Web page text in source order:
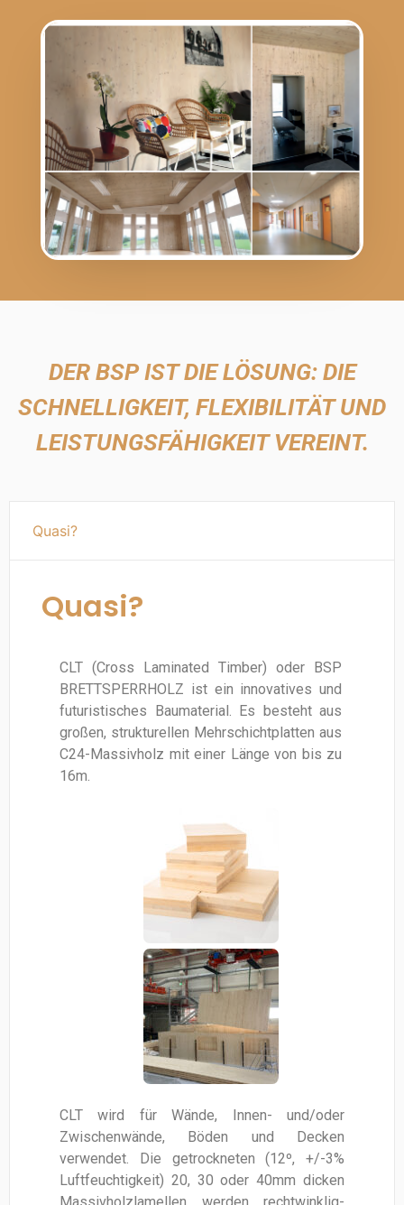
DER BSP IST DIE LÖSUNG: DIE
SCHNELLIGKEIT, FLEXIBILITÄT UND
LEISTUNGSFÄHIGKEIT VEREINT.
Quasi?
Quasi?
CLT (Cross Laminated Timber) oder BSP
BRETTSPERRHOLZ ist ein innovatives und
futuristisches Baumaterial. Es besteht aus
großen, strukturellen Mehrschichtplatten aus
C24-Massivholz mit einer Länge von bis zu
16m.
CLT wird für Wände, Innen- und/oder
Zwischenwände, Böden und Decken
verwendet. Die getrockneten (12º, +/-3%
Luftfeuchtigkeit) 20, 30 oder 40mm dicken